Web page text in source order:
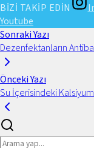
BİZİ TAKİP EDİN
Youtube
Sonraki Yazı
Dezenfektanların
Önceki Yazı
Su İçerisindeki